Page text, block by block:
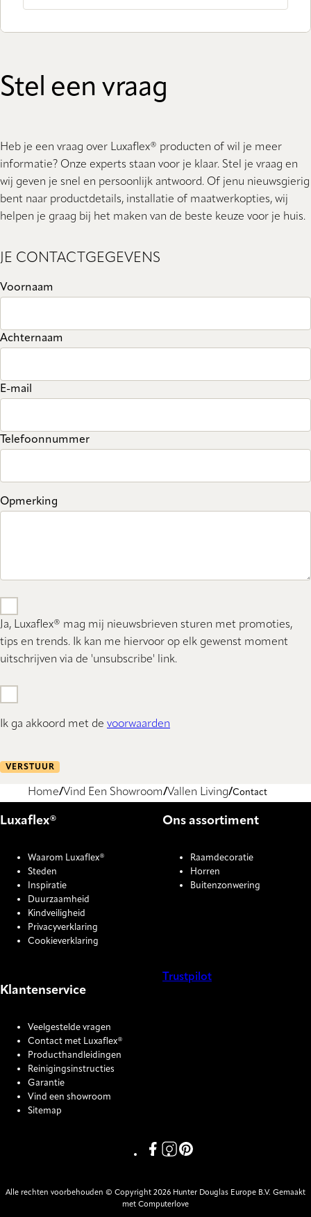
Stel een vraag
Heb je een vraag over Luxaflex® producten of wil je meer
informatie? Onze experts staan ​​voor je klaar. Stel je vraag en
wij geven je snel en persoonlijk antwoord. Of jenu nieuwsgierig
bent naar productdetails, installatie of maatwerkopties, wij
helpen je graag bij het maken van de beste keuze voor je huis.
JE CONTACTGEGEVENS
Voornaam
Achternaam
E-mail
Telefoonnummer
Opmerking
Ja, Luxaflex® mag mij nieuwsbrieven sturen met promoties,
tips en trends. Ik kan me hiervoor op elk gewenst moment
uitschrijven via de 'unsubscribe' link.
Ik ga akkoord met de voorwaarden
VERSTUUR
Home Vind Een Showroom Vallen Living Contact
Luxaflex®
Waarom Luxaflex®
Steden
Inspiratie
Duurzaamheid
Kindveiligheid
Privacyverklaring
Cookieverklaring
Ons assortiment
Raamdecoratie
Horren
Buitenzonwering
Klantenservice
Veelgestelde vragen
Contact met Luxaflex®
Producthandleidingen
Reinigingsinstructies
Garantie
Vind een showroom
Sitemap
Trustpilot
Link missing Display text from
Link missing Display text
Link missing Display text
Alle rechten voorbehouden © Copyright 2026 Hunter Douglas Europe B.V. Gemaakt
met Computerlove